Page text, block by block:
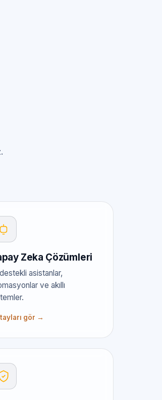
Zeka Çözümleri
asistanlar,
ve akıllı
gör →